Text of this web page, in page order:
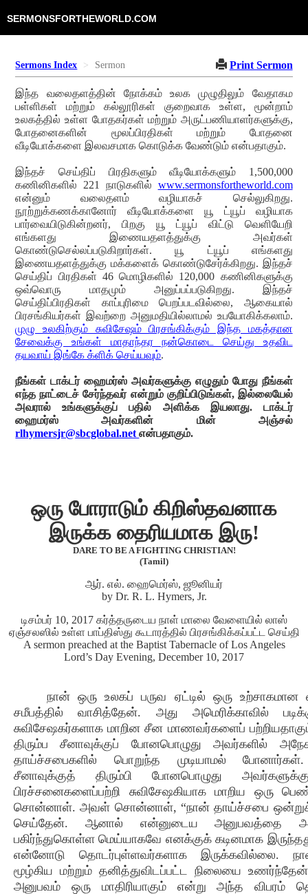
SERMONSFORTHEWORLD.COM
Sermons Index Sermon Print Sermon
இந்த வலைதளத்தின் நோக்கம் உலக முழுதிலும் வேதாகம
பள்ளிகள் மற்றும் கல்லூரிகள் குறைவாக உள்ள, மூன்றாம்
உலகத்தில் உள்ள போதகர்கள் மற்றும் அருட்பணியாளர்களுக்கு,
போதனைகளின் மூலப்பிரதிகள் மற்றும் போதனை
வீடியோக்களை இலவசமாக கொடுக்க வேண்டும் என்பதாகும்.
இந்தச் செய்திப் பிரதிகளும் வீடியோக்களும் 1,500,000
கணினிகளில் 221 நாடுகளில் www.sermonsfortheworld.com
என்னும் வலைதளம் வழியாகச் செல்லுகிறது.
நூற்றுக்கணக்கானோர் வீடியோக்களை யூ ட்யூப் வழியாக
பார்வையிடுகின்றனர், பிறகு யூ ட்யூப் விட்டு வெளியேறி
எங்களது இணையதளத்துக்கு அவர்கள்
கொண்டுசெல்லப்படுகிறார்கள். யூ ட்யூப் எங்களது
இணையதளத்துக்கு மக்களைக் கொண்டுசேர்க்கிறது. இந்தச்
செய்திப் பிரதிகள் 46 மொழிகளில் 120,000 கணினிகளுக்கு
ஒவ்வொரு மாதமும் அனுப்பப்படுகிறது. இந்தச்
செய்திப்பிரதிகள் காப்புரிமை பெறப்படவில்லை, ஆகையால்
பிரசங்கியர்கள் இவற்றை அனுமதியில்லாமல் உபயோகிக்கலாம்.
முழு உலகிற்கும் சுவிசேஷம் பிரசங்கிக்கும் இந்த மகத்தான
சேவைக்கு உங்கள் மாதாந்தர நன்கொடை செய்து உதவிட
தயவாய் இங்கே க்ளிக் செய்யவும்.
நீங்கள் டாக்டர் ஹைமர்ஸ் அவர்களுக்கு எழுதும் போது நீங்கள்
எந்த நாட்டைச் சேர்ந்தவர் என்றும் குறிப்பிடுங்கள், இல்லையேல்
அவரால் உங்களுக்குப் பதில் அளிக்க இயலாது. டாக்டர்
ஹைமர்ஸ் அவர்களின் மின் அஞ்சல்
rlhymersjr@sbcglobal.netஎன்பதாகும்.
ஒரு போராடும் கிறிஸ்தவனாக
இருக்க தைரியமாக இரு!
DARE TO BE A FIGHTING CHRISTIAN!
(Tamil)
ஆர். எல். ஹைமெர்ஸ், ஜூனியர்
by Dr. R. L. Hymers, Jr.
டிசம்பர் 10, 2017 கர்த்தருடைய நாள் மாலை வேளையில் லாஸ்
ஏஞ்சலஸில் உள்ள பாப்திஸ்து கூடாரத்தில் பிரசங்கிக்கப்பட்ட செய்தி
A sermon preached at the Baptist Tabernacle of Los Angeles
Lord’s Day Evening, December 10, 2017
நான் ஒரு உலகப் பருவ ஏட்டில் ஒரு உற்சாகமான
சமீபத்தில் வாசித்தேன். அது அமெரிக்காவில்
சுவிசேஷகர்களாக மாறின சீன மாணவர்களைப்
திரும்ப சீனாவுக்குப் போனபொழுது அவர்களில்
தாய்ச்சபைகளில் பொறுந்த முடியாமல்
சீனாவுக்குத் திரும்பி போனபொழுது
பிரச்சனைகளைப்பற்றி சுவிசேஷகியாக மாறிய ஒரு
சொன்னாள். அவள் சொன்னாள், “நான் தாய்ச்சபை
செய்தேன். ஆனால் என்னுடைய அனுபவத்தை
பகிர்ந்துகொள்ள மெய்யாகவே எனக்குக் கடினமாக
என்னோடு தொடர்புள்ளவர்களாக இருக்கவில்லை.
மூழ்கிய மற்றும் தனித்துவிடப்பட்ட நிலையை
அனுபவம் ஒரு மாதிரியாகும் என்று அந்த விபரம்